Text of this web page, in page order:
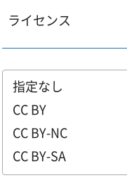
ライセンス